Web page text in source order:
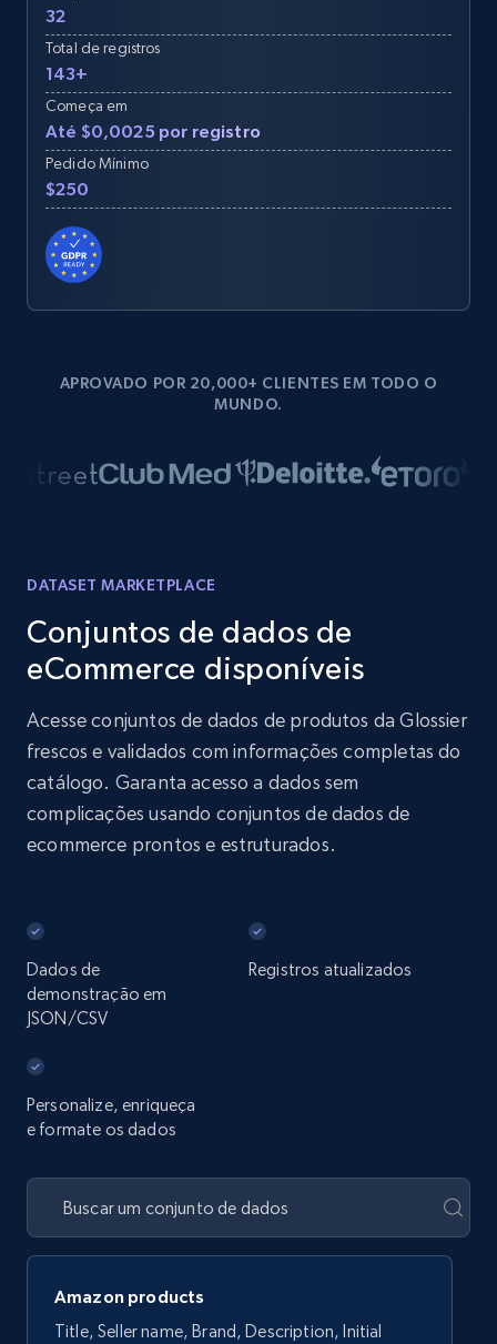
32
Total de registros
143+
Começa em
Até $0,0025 por registro
Pedido Mínimo
$250
APROVADO POR 20,000+ CLIENTES EM TODO O
MUNDO.
DATASET MARKETPLACE
Conjuntos de dados de
eCommerce disponíveis
Acesse conjuntos de dados de produtos da Glossier
frescos e validados com informações completas do
catálogo. Garanta acesso a dados sem
complicações usando conjuntos de dados de
ecommerce prontos e estruturados.
Dados de
demonstração em
JSON/CSV
Registros atualizados
Personalize, enriqueça
e formate os dados
Amazon products
Title, Seller name, Brand, Description, Initial